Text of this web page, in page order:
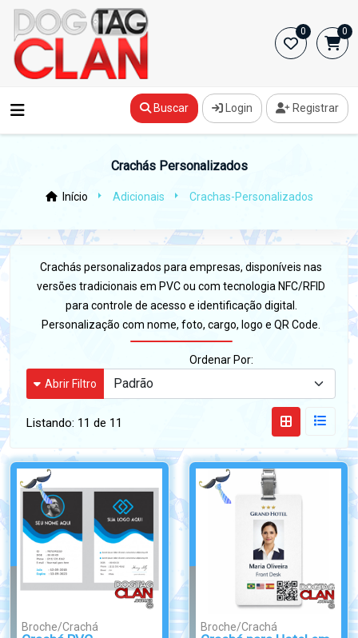
0 0
Buscar Login Registrar
Crachás Personalizados
Início Adicionais Crachas-Personalizados
Crachás personalizados para empresas, disponíveis nas
versões tradicionais em PVC ou com tecnologia NFC/RFID
para controle de acesso e identificação digital.
Personalização com nome, foto, cargo, logo e QR Code.
Ordenar Por:
Abrir Filtro
Listando: 11 de 11
Broche/Crachá Broche/Crachá